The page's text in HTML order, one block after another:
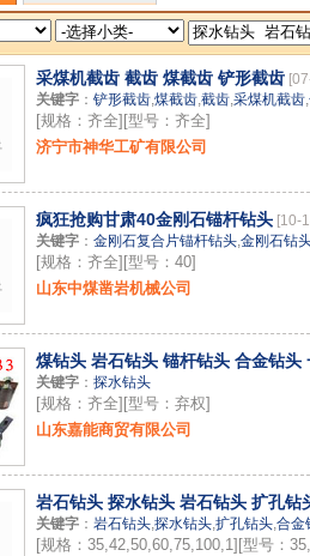
采煤机截齿 截齿 煤截齿 铲形截齿
关键字 ： 铲形截齿,煤截齿,截齿,采煤机截齿,
[规格：齐全][型号：齐全]
济宁市神华工矿有限公司
疯狂抢购甘肃40金刚石锚杆钻头 [10-
关键字 ： 金刚石复合片锚杆钻头,金刚石钻
[规格：齐全][型号：40]
山东中煤凿岩机械公司
煤钻头 岩石钻头 锚杆钻头 合金钻头
关键字 ： 探水钻头
[规格：齐全][型号：弃权]
山东嘉能商贸有限公司
岩石钻头 探水钻头 岩石钻头 扩孔钻
关键字 ： 岩石钻头,探水钻头,扩孔钻头,合金
[规格：35,42,50,60,75,100,1][型号：